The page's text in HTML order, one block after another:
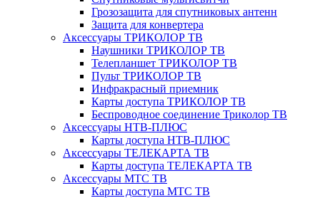
Грозозащита для спутниковых антенн
Защита для конвертера
Аксессуары ТРИКОЛОР ТВ
Наушники ТРИКОЛОР ТВ
Телепланшет ТРИКОЛОР ТВ
Пульт ТРИКОЛОР ТВ
Инфракрасный приемник
Карты доступа ТРИКОЛОР ТВ
Беспроводное соединение Триколор ТВ
Аксессуары НТВ-ПЛЮС
Карты доступа НТВ-ПЛЮС
Аксессуары ТЕЛЕКАРТА ТВ
Карты доступа ТЕЛЕКАРТА ТВ
Аксессуары МТС ТВ
Карты доступа МТС ТВ